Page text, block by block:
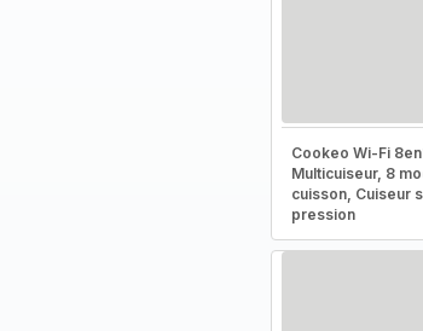
Cookeo Wi-Fi
Multicuiseur, 8
cuisson, Cuiseur
pression